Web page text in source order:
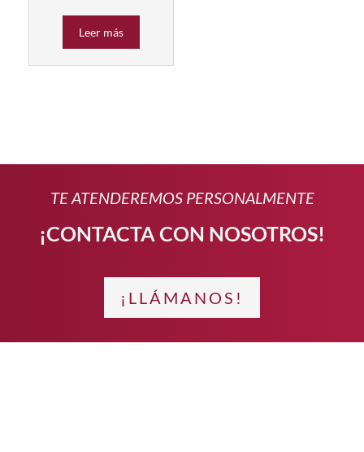
Leer más
TE ATENDEREMOS PERSONALMENTE
¡CONTACTA CON NOSOTROS!
¡LLÁMANOS!